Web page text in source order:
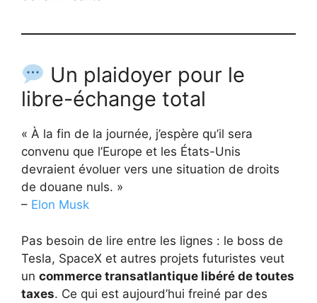
Un plaidoyer pour le
libre-échange total
« À la fin de la journée, j’espère qu’il sera
convenu que l’Europe et les États-Unis
devraient évoluer vers une situation de droits
de douane nuls. »
– Elon Musk
Pas besoin de lire entre les lignes : le boss de
Tesla, SpaceX et autres projets futuristes veut
un commerce transatlantique libéré de toutes
taxes. Ce qui est aujourd’hui freiné par des